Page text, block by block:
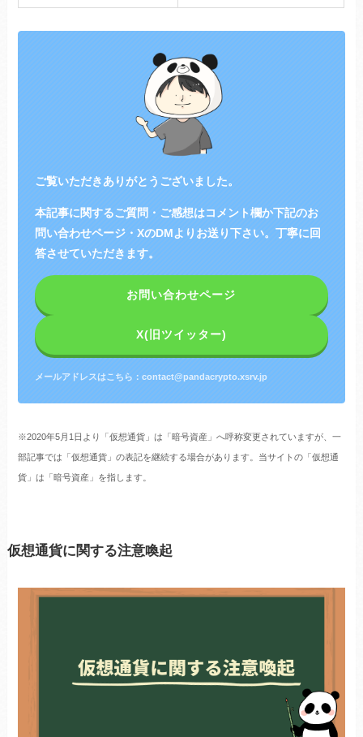
ご覧いただきありがとうございました。
本記事に関するご質問・ご感想はコメント欄か下記のお
問い合わせページ・XのDMよりお送り下さい。丁寧に回
答させていただきます。
お問い合わせページ
X(旧ツイッター)
メールアドレスはこちら：contact@pandacrypto.xsrv.jp
※2020年5月1日より「仮想通貨」は「暗号資産」へ呼称変更されていますが、一
部記事では「仮想通貨」の表記を継続する場合があります。当サイトの「仮想通
貨」は「暗号資産」を指します。
仮想通貨に関する注意喚起